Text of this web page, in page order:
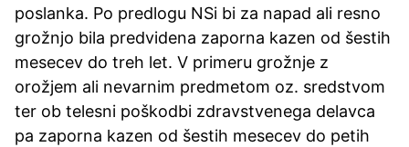
poslanka. Po predlogu NSi bi za napad ali resno
grožnjo bila predvidena zaporna kazen od šestih
mesecev do treh let. V primeru grožnje z
orožjem ali nevarnim predmetom oz. sredstvom
ter ob telesni poškodbi zdravstvenega delavca
pa zaporna kazen od šestih mesecev do petih